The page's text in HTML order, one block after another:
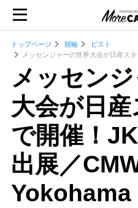
トップページ 競輪
ピスト
メッセンジャーの世界大会が日産ス
メッセン
大会が日
で開催！
出展／
Yokohama